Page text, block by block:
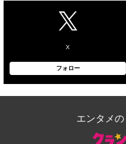
X
フォロー
エンタメ